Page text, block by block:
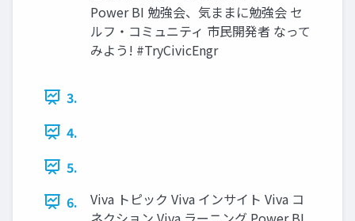
Power BI 勉強会、気ままに勉強会 セ
ルフ・コミュニティ 市民開発者 なって
みよう! #TryCivicEngr
3.
4.
5.
6.
Viva トピック Viva インサイト Viva コ